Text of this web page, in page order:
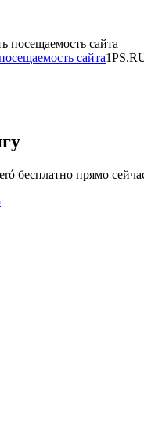
сайта
бесплатно прямо